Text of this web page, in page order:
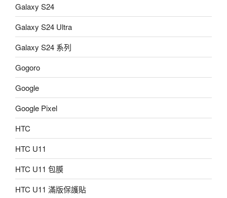
Galaxy S24
Galaxy S24 Ultra
Galaxy S24 系列
Gogoro
Google
Google Pixel
HTC
HTC U11
HTC U11 包膜
HTC U11 滿版保護貼